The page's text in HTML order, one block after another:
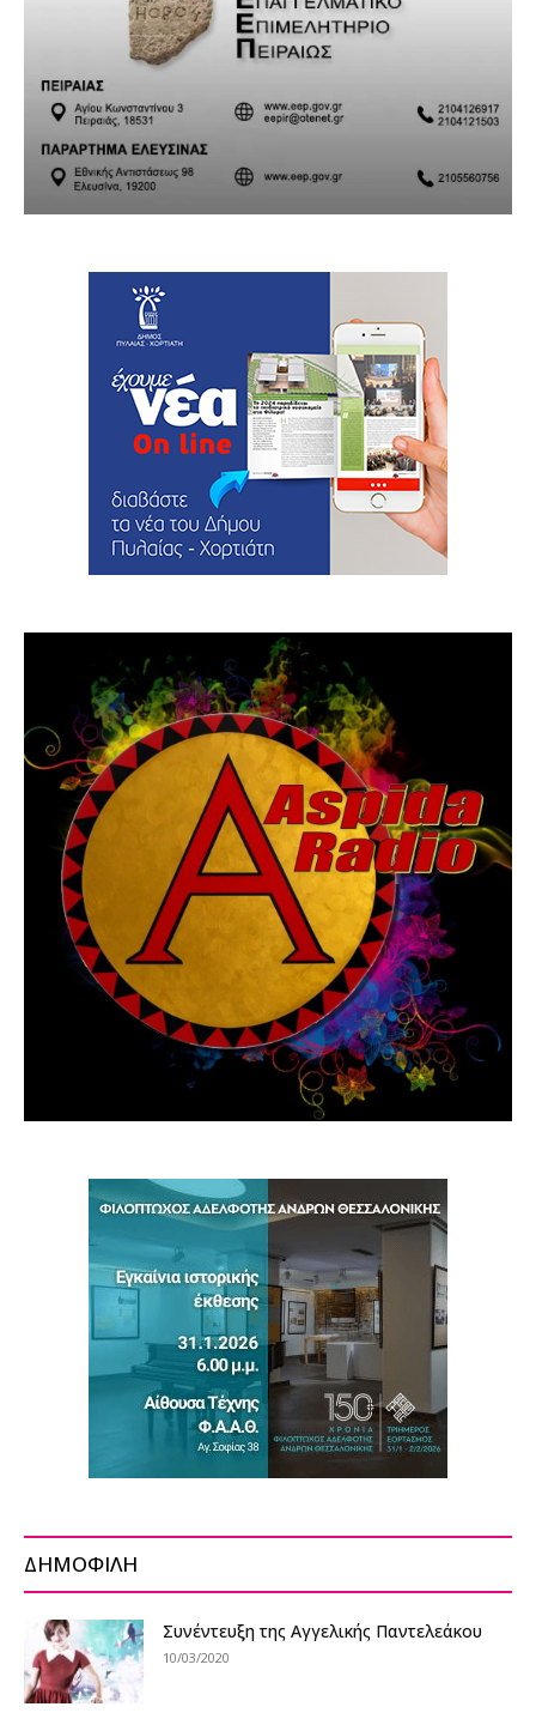
ΔΗΜΟΦΙΛΗ
Συνέντευξη της Αγγελικής Παντελεάκου
10/03/2020